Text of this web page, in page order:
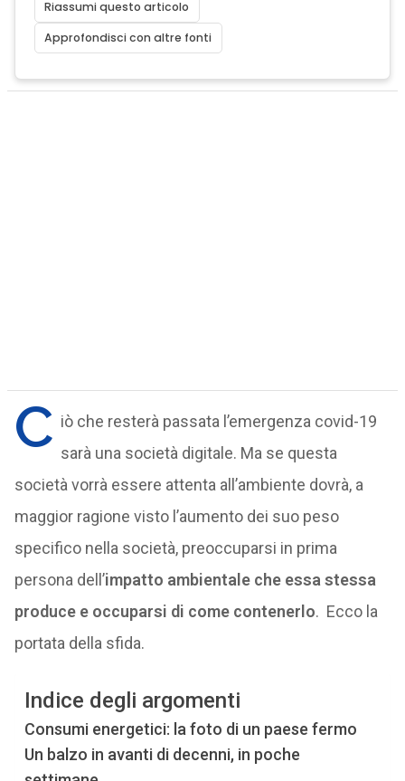
Riassumi questo articolo
Approfondisci con altre fonti
C iò che resterà passata l’emergenza covid-19
sarà una società digitale. Ma se questa
società vorrà essere attenta all’ambiente dovrà, a
maggior ragione visto l’aumento dei suo peso
specifico nella società, preoccuparsi in prima
persona dell’impatto ambientale che essa stessa
produce e occuparsi di come contenerlo. Ecco la
portata della sfida.
Indice degli argomenti
Consumi energetici: la foto di un paese fermo
Un balzo in avanti di decenni, in poche